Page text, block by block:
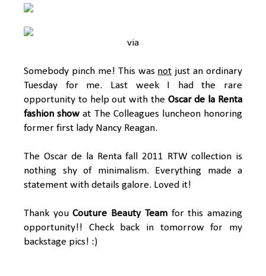
via
Somebody pinch me! This was not just an ordinary
Tuesday for me. Last week I had the rare
opportunity to help out with the Oscar de la Renta
fashion show at The Colleagues luncheon honoring
former first lady Nancy Reagan.
The Oscar de la Renta fall 2011 RTW collection is
nothing shy of minimalism. Everything made a
statement with details galore. Loved it!
Thank youCouture Beauty Teamfor this amazing
opportunity!! Check back in tomorrow for my
backstage pics! :)